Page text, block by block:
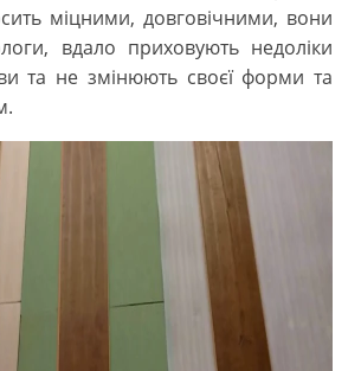
міцними, довговічними, вони
вдало приховують недоліки
та не змінюють своєї форми та